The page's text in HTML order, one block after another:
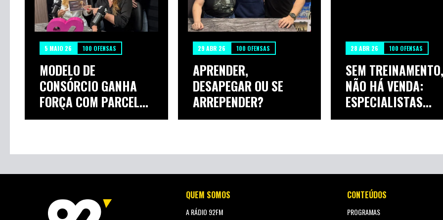
5 MAIO 26 100 OFENSAS
MODELO DE
CONSÓRCIO GANHA
FORÇA COM PARCELAS
ACESS...
29 ABR 26 100 OFENSAS
APRENDER,
DESAPEGAR OU SE
ARREPENDER?
28 ABR 26 100 OFENSAS
SEM
NÃO HÁ VENDA:
ESPECIALISTAS
ALERT...
QUEM SOMOS
A RÁDIO 92FM
CONTEÚDOS
PROGRAMAS